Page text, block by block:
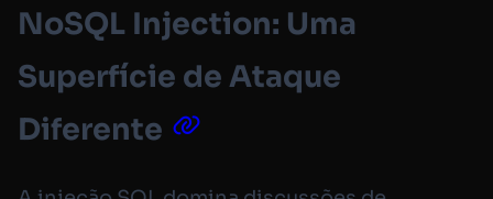
NoSQL Injection: Uma
Superfície de Ataque
Diferente